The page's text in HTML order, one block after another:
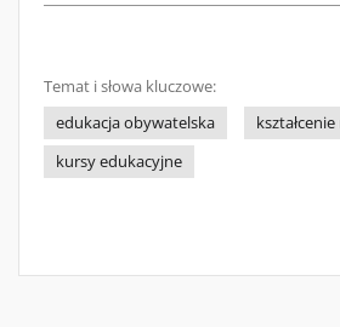
Temat i słowa kluczowe:
edukacja obywatelska
kursy edukacyjne